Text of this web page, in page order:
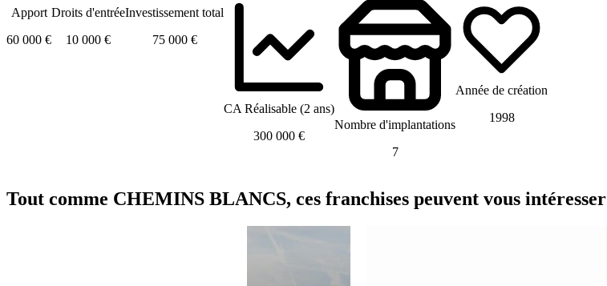
Apport
60 000 €
Droits d'entrée
10 000 €
Investissement total
75 000 €
CA Réalisable (2 ans)
300 000 €
Nombre d'implantations
7
Année de création
1998
Tout comme CHEMINS BLANCS, ces franchises peuvent vous intéresser